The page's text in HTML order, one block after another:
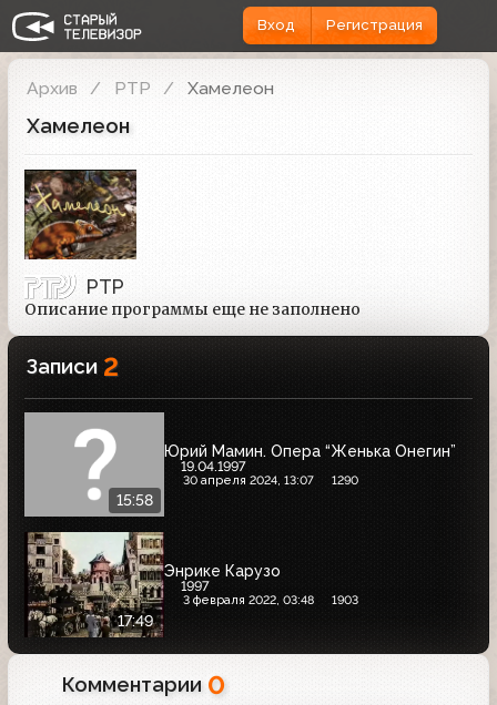
Вход Регистрация
Архив РТР Хамелеон
Хамелеон
РТР
Описание программы еще не заполнено
Записи 2
15:58
Юрий Мамин. Опера “Женька Онегин”
19.04.1997
30 апреля 2024, 13:07 1290
17:49
Энрике Карузо
1997
3 февраля 2022, 03:48 1903
Комментарии 0